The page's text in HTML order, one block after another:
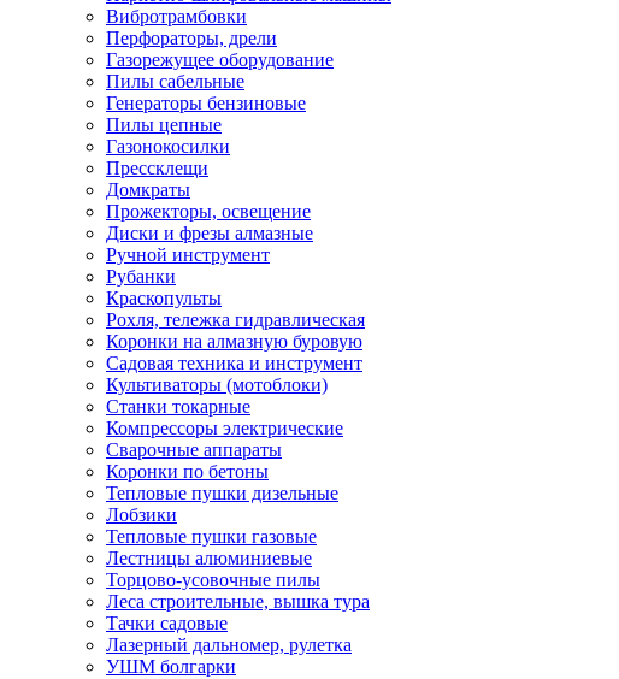
Вибротрамбовки
Перфораторы, дрели
Газорежущее оборудование
Пилы сабельные
Генераторы бензиновые
Пилы цепные
Газонокосилки
Прессклещи
Домкраты
Прожекторы, освещение
Диски и фрезы алмазные
Ручной инструмент
Рубанки
Краскопульты
Рохля, тележка гидравлическая
Коронки на алмазную буровую
Садовая техника и инструмент
Культиваторы (мотоблоки)
Станки токарные
Компрессоры электрические
Сварочные аппараты
Коронки по бетоны
Тепловые пушки дизельные
Лобзики
Тепловые пушки газовые
Лестницы алюминиевые
Торцово-усовочные пилы
Леса строительные, вышка тура
Тачки садовые
Лазерный дальномер, рулетка
УШМ болгарки